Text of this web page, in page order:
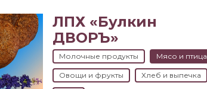
ЛПХ «Булкин
ДВОРЪ»
Молочные продукты Мясо и птица
Овощи и фрукты Хлеб и выпечка